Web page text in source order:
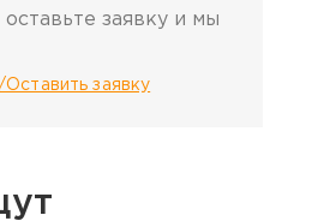
заявку и мы
Оставить заявку